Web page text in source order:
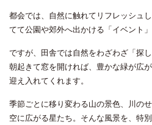
都会では、自然に触れてリフレッシュ
てて公園や郊外へ出かける「イベント」
ですが、田舎では自然をわざわざ「探
朝起きて窓を開ければ、豊かな緑が広
迎え入れてくれます。
季節ごとに移り変わる山の景色、川の
空に広がる星たち。そんな風景を、特